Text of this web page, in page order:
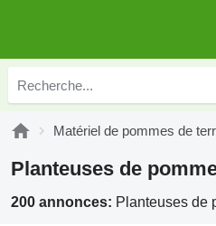
Matériel de pommes de
Planteuses de
200 annonces: Planteuses de